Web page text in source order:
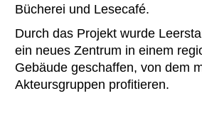
Bücherei und Lesecafé.
Durch das Projekt wurde
ein neues Zentrum in einem
Gebäude geschaffen, von dem
Akteursgruppen profitieren.